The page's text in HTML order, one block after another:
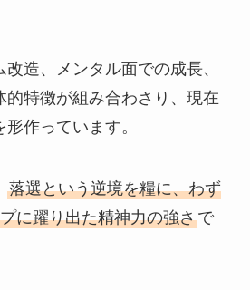
造、メンタル面での成長、
的特徴が組み合わさり、現在
作っています。
落選という逆境を糧に、わず
に躍り出た精神力の強さで